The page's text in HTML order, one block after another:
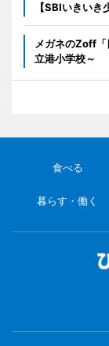
【SBIいきい
メガネのZoff
立港小学校～
食べる
暮らす・働く